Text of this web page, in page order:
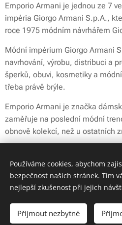
Emporio Armani je jednou ze 7
impéria Giorgo Armani S.p.A.,
roce 1975 módním návrhářem
Módní impérium Giorgo Armani
navrhování, výrobu, distribuci a
šperků, obuvi, kosmetiky a
třeba právě brýle.
Emporio Armani je značka
zaměřuje na poslední módní
obnově kolekcí, než u ostatních
nejprodávanější a
Armaniho impéria.
věkové kategorii a nabízí kvalitní
povedené relativně cenově
Používáme cookies, abychom
bezpečnost našich stránek. Tím
nejlepší zkušenost při jejich
Přijmout nezbytné